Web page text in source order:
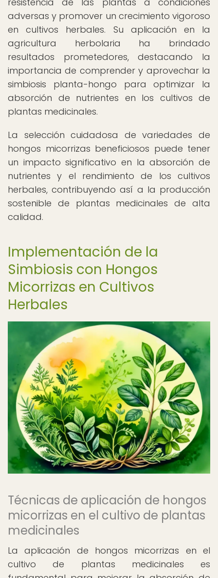
adversas y promover un crecimiento vigoroso
en cultivos herbales. Su aplicación en la
agricultura herbolaria ha brindado
resultados prometedores, destacando la
importancia de comprender y aprovechar la
simbiosis planta-hongo para optimizar la
absorción de nutrientes en los cultivos de
plantas medicinales.
La selección cuidadosa de variedades de
hongos micorrizas beneficiosos puede tener
un impacto significativo en la absorción de
nutrientes y el rendimiento de los cultivos
herbales, contribuyendo así a la producción
sostenible de plantas medicinales de alta
calidad.
Implementación de la
Simbiosis con Hongos
Micorrizas en Cultivos
Herbales
Técnicas de aplicación de hongos
micorrizas en el cultivo de plantas
medicinales
La aplicación de hongos micorrizas en el
cultivo de plantas medicinales es